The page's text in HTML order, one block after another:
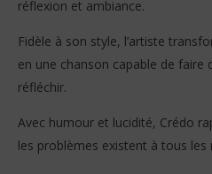
NOW
Crédo – Niveau (Clip Officiel)
2026
Stone
réflexion et ambiance.
Fidèle à son style, l’artiste
en une chanson capable de faire
réfléchir.
Avec humour et lucidité, Crédo
les problèmes existent à tous les